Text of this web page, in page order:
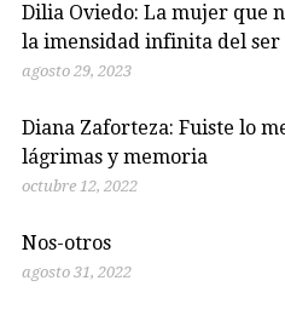
Dilia Oviedo: La mujer que
la imensidad infinita del ser
agosto 29, 2023
Diana Zaforteza: Fuiste lo
lágrimas y memoria
octubre 12, 2022
Nos-otros
agosto 31, 2022